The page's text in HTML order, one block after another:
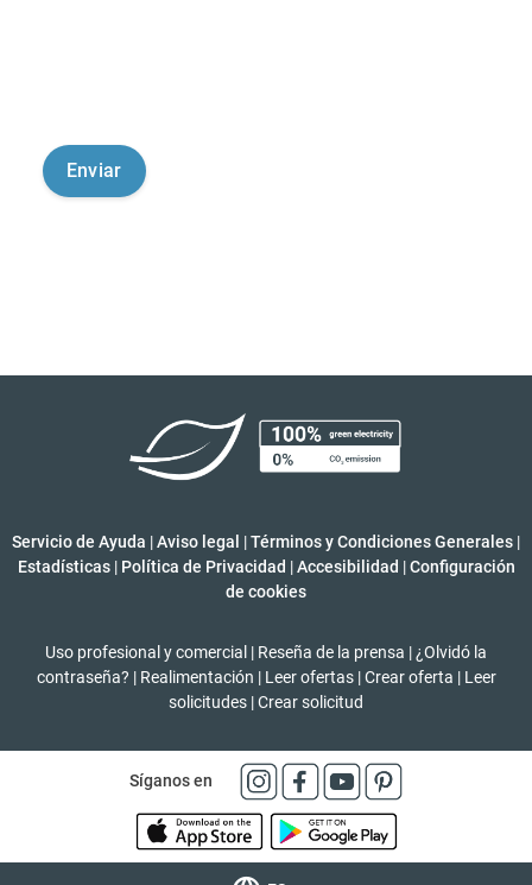
Servicio de Ayuda |Aviso legal |Términos y Condiciones Generales |
Estadísticas | Política de Privacidad | Accesibilidad | Configuración
de cookies
Uso profesional y comercial | Reseña de la prensa | ¿Olvidó la
contraseña? | Realimentación | Leer ofertas | Crear oferta | Leer
solicitudes |Crear solicitud
Síganos en